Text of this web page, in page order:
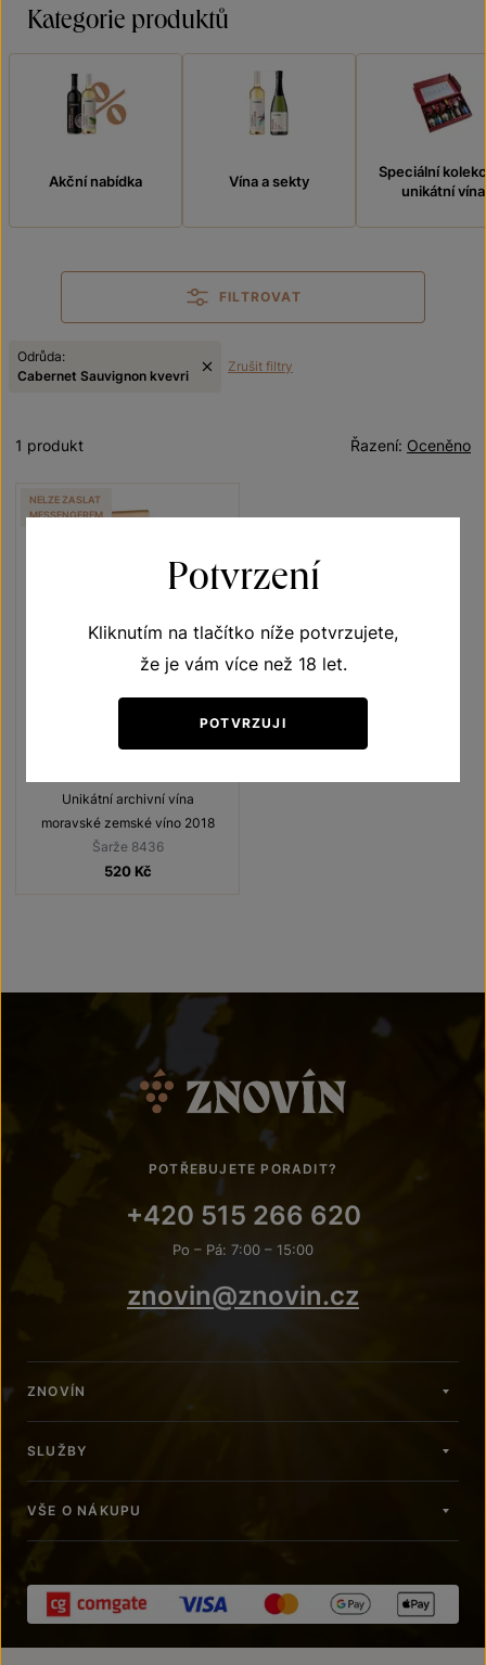
Kategorie produktů
Akční nabídka Vína a sekty
Speciální
unikátní vína
FILTROVAT
Odrůda:
Cabernet Sauvignon kvevri
Zrušit filtry
Oceněno
Řazení:
1 produkt
Unikátní archivní vína
moravské zemské víno 2018
Šarže 8436
520 Kč
NELZE ZASLAT
MESSENGEREM
POTŘEBUJETE PORADIT?
+420 515 266 620
Po – Pá: 7:00 – 15:00
znovin@znovin.cz
ZNOVÍN
SLUŽBY
VŠE O NÁKUPU
Potvrzení
Kliknutím na tlačítko níže potvrzujete,
že je vám více než 18 let.
POTVRZUJI